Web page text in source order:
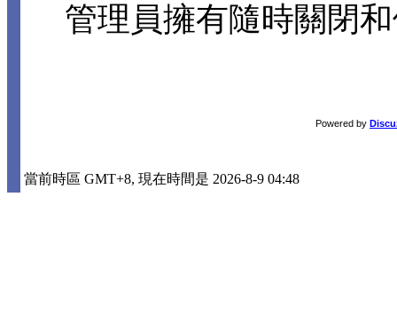
管理員擁有隨時關閉
Powered by
當前時區 GMT+8, 現在時間是 2026-8-9 04:48